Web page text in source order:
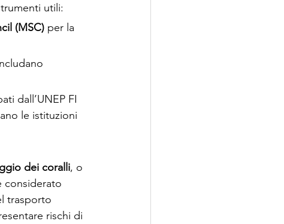
utili:
(MSC) per la
dall’UNEP FI
le istituzioni
dei coralli, o
considerato
trasporto
rischi di